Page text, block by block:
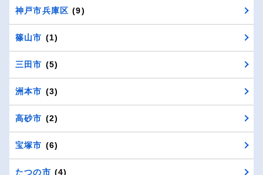
神戸市兵庫区 (9)
篠山市 (1)
三田市 (5)
洲本市 (3)
高砂市 (2)
宝塚市 (6)
たつの市 (4)